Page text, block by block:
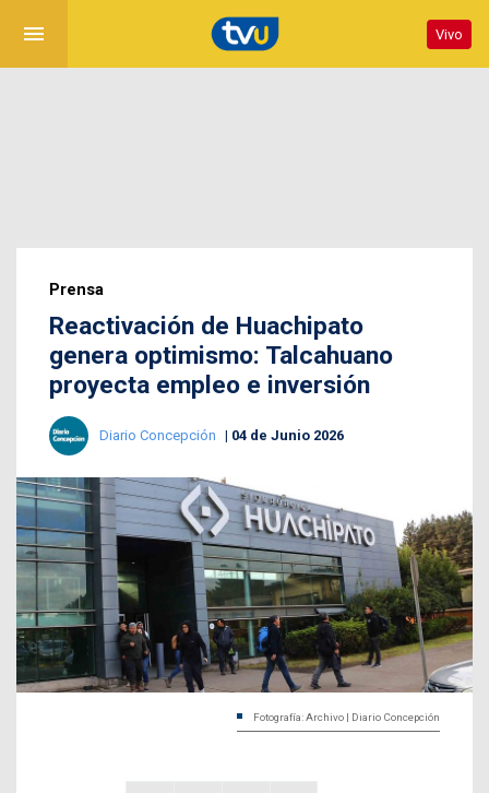
menu Vivo
Prensa
Reactivación de Huachipato
genera optimismo: Talcahuano
proyecta empleo e inversión
Diario Concepción 04 de Junio 2026
Fotografía: Archivo | Diario Concepción